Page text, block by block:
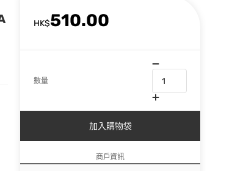
HK$510.00
數量
加入購物袋
商戶資訊